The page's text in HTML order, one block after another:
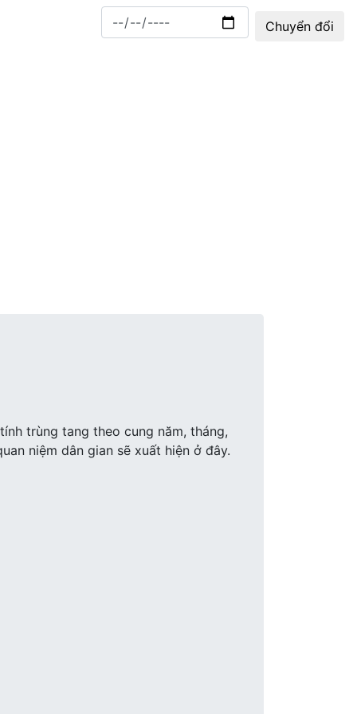
Chuyển đổi
trùng tang theo cung năm, tháng,
niệm dân gian sẽ xuất hiện ở đây.